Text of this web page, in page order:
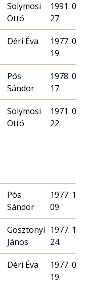
Solymosi
Ottó
1991. 09.
27.
Déri Éva
1977. 09.
19.
Pós
Sándor
1978. 02.
17.
Solymosi
Ottó
1971. 01.
22.
Pós
Sándor
1977. 10.
09.
Gosztonyi
János
1977. 12.
24.
Déri Éva
1977. 09.
19.